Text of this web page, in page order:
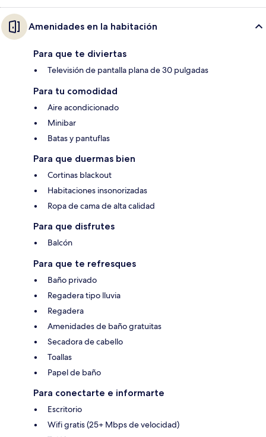
Amenidades en la habitación
Para que te diviertas
Televisión de pantalla plana de 30 pulgadas
Para tu comodidad
Aire acondicionado
Minibar
Batas y pantuflas
Para que duermas bien
Cortinas blackout
Habitaciones insonorizadas
Ropa de cama de alta calidad
Para que disfrutes
Balcón
Para que te refresques
Baño privado
Regadera tipo lluvia
Regadera
Amenidades de baño gratuitas
Secadora de cabello
Toallas
Papel de baño
Para conectarte e informarte
Escritorio
Wifi gratis (25+ Mbps de velocidad)